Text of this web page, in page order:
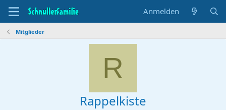
Anmelden
Mitglieder
R
Rappelkiste